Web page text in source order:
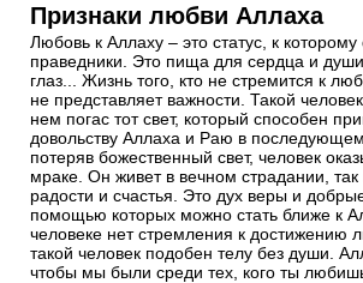
Признаки любви Аллаха
Любовь к Аллаху – это статус, к которому
праведники. Это пища для сердца и
глаз... Жизнь того, кто не стремится к
не представляет важности. Такой
нем погас тот свет, который способен
довольству Аллаха и Раю в
потеряв божественный свет, человек
мраке. Он живет в вечном страдании, так
радости и счастья. Это дух веры и
помощью которых можно стать ближе к
человеке нет стремления к достижению
такой человек подобен телу без души.
чтобы мы были среди тех, кого ты